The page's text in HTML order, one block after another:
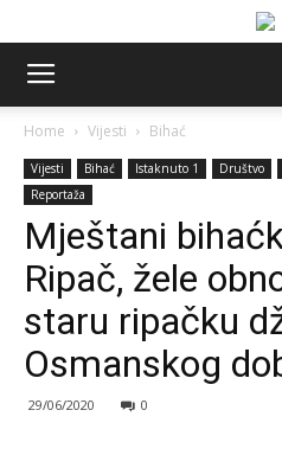
Home Vijesti Bihać
Vijesti Bihać Istaknuto 1 Društvo
Reportaža
Mještani
Ripač, žele
staru ripačku
Osmanskog
29/06/2020 0